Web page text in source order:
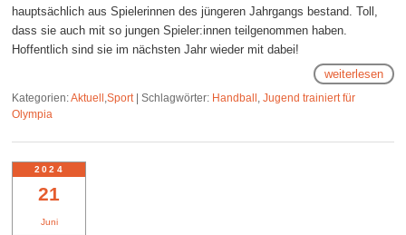
hauptsächlich aus Spielerinnen des jüngeren Jahrgangs bestand. Toll,
dass sie auch mit so jungen Spieler:innen teilgenommen haben.
Hoffentlich sind sie im nächsten Jahr wieder mit dabei!
weiterlesen
Kategorien:Aktuell ,Sport |Schlagwörter: Handball ,Jugend trainiert für
Olympia
21
Juni
2024